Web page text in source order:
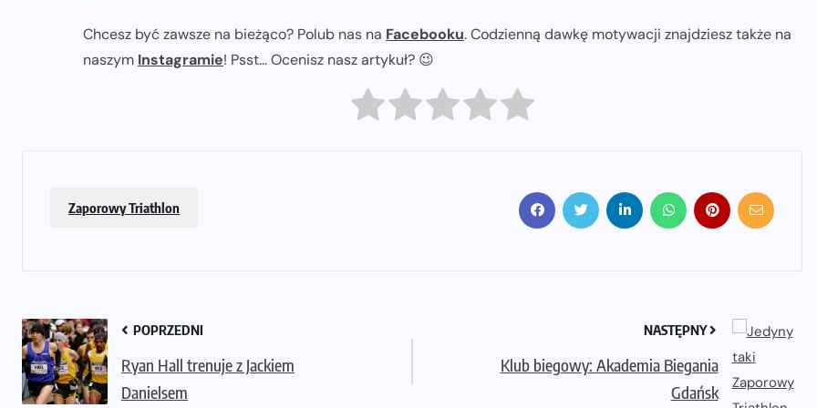
Chcesz być zawsze na bieżąco? Polub nas na Facebooku. Codzienną dawkę motywacji znajdziesz także na
naszym Instagramie! Psst... Ocenisz nasz artykuł? 😉
Zaporowy Triathlon
POPRZEDNI
Ryan Hall trenuje z Jackiem
Danielsem
NASTĘPNY
Klub biegowy: Akademia Biegania
Gdańsk